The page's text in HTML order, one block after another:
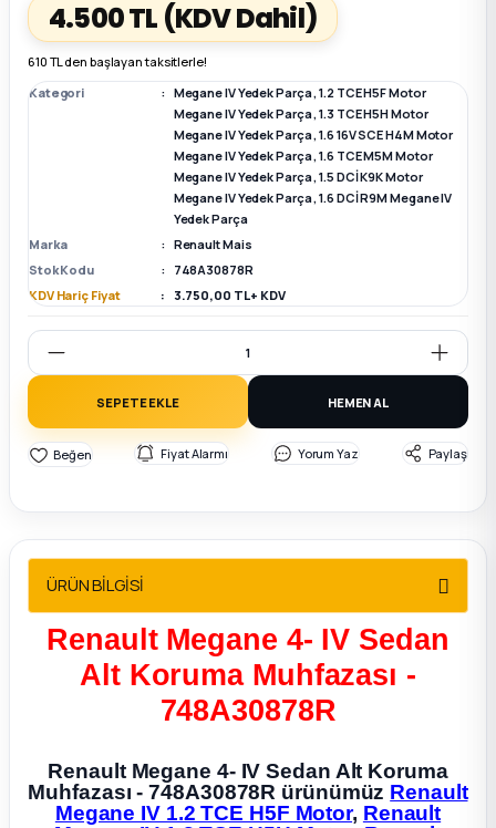
Parça
Parça
Parça
Sedan
Parça
4.500 TL (KDV Dahil)
610 TL den başlayan taksitlerle!
Kategori
Megane IV Yedek Parça,1.2 TCE H5F Motor
Megane IV Yedek Parça,1.3 TCE H5H Motor
Megane IV Yedek Parça,1.6 16V SCE H4M Motor
Megane IV Yedek Parça,1.6 TCE M5M Motor
Megane IV Yedek Parça,1.5 DCİ K9K Motor
Megane IV Yedek Parça,1.6 DCİ R9M Megane IV
Yedek Parça
Marka
Renault Mais
Stok Kodu
748A30878R
KDV Hariç Fiyat
3.750,00 TL + KDV
SEPETE EKLE HEMEN AL
Fiyat Alarmı Yorum Yaz Paylaş
ÜRÜN BİLGİSİ
Renault Megane 4- IV Sedan
Alt Koruma Muhfazası -
748A30878R
Renault Megane 4- IV Sedan Alt Koruma
Muhfazası - 748A30878R ürünümüz Renault
Megane IV 1.2 TCE H5F Motor, Renault